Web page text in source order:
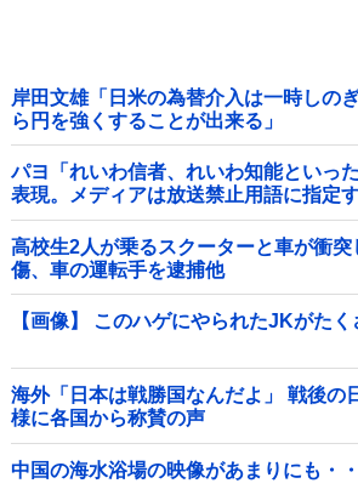
岸田文雄「日米の為替介入は一時しの
ら円を強くすることが出来る」
パヨ「れいわ信者、れいわ知能といっ
表現。メディアは放送禁止用語に指定す
高校生2人が乗るスクーターと車が衝
傷、車の運転手を逮捕他
【画像】 このハゲにやられたJKがた
海外「日本は戦勝国なんだよ」 戦後の
様に各国から称賛の声
中国の海水浴場の映像があまりにも・・